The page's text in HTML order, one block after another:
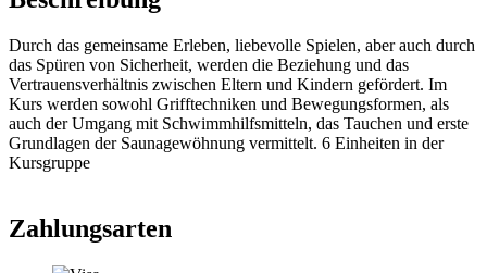
Durch das gemeinsame Erleben, liebevolle Spielen, aber auch durch
das Spüren von Sicherheit, werden die Beziehung und das
Vertrauensverhältnis zwischen Eltern und Kindern gefördert. Im
Kurs werden sowohl Grifftechniken und Bewegungsformen, als
auch der Umgang mit Schwimmhilfsmitteln, das Tauchen und erste
Grundlagen der Saunagewöhnung vermittelt. 6 Einheiten in der
Kursgruppe
Zahlungsarten